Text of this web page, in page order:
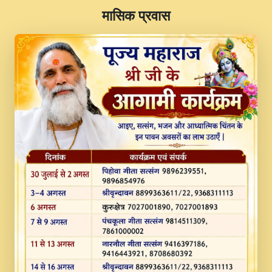
JINU SATGURU AAP BULAVE by Rasik
Pawan ji 20-11-19 Sankirtan At VEER JI
PRABHU KUTEER CHANNEL.mp3
Kina Sohna Tera Bhawan Sajaya Mata
Vaishno Devi Aarti Mata Rani Bhajan By
Lakhwinder Wadali Ji.mp3
MERE MANN VICH KANTH KALER
NEW PUNAJBI DEVOTIONAL SONG 2017
FULL VIDEO HD.mp3
Na To Roop Hai Bindu Ji Maharaj Pad - A
Divine Bhajan by Shri Indresh Ji
#BhaktiPath.mp3
Radha Rani Ki Kirpa Best Devotional
Song By Chitra Vichitra.mp3
​मासिक प्रवास